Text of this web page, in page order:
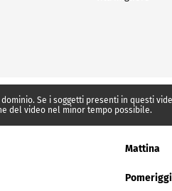
Se i soggetti presenti in questi
del video nel minor tempo possibile.
Mattina